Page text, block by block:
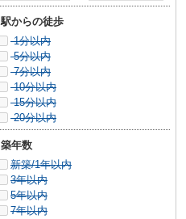
駅からの徒歩
1分以内
5分以内
7分以内
10分以内
15分以内
20分以内
築年数
新築/1年以内
3年以内
5年以内
7年以内